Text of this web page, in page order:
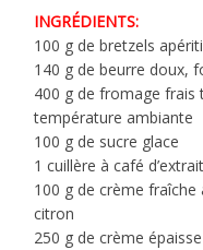
INGRÉDIENTS:
100 g de bretzels
140 g de beurre doux,
400 g de fromage frais
température ambiante
100 g de sucre glace
1 cuillère à café
100 g de crème
citron
250 g de crème épaisse